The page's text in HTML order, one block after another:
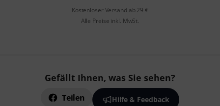
Kostenloser Versand ab 29 €
Alle Preise inkl. MwSt.
Gefällt Ihnen, was Sie sehen?
Teilen Hilfe & Feedback